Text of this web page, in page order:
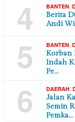
4 BANTEN
Berita
Andi
5 BANTEN
Korban
Indah
Pe…
6 DAERAH
Jalan
Semin
Pemka…